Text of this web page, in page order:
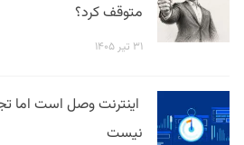
متوقف کرد؟
۳۱ تیر ۱۴۰۵
اینترنت وصل است اما
نیست